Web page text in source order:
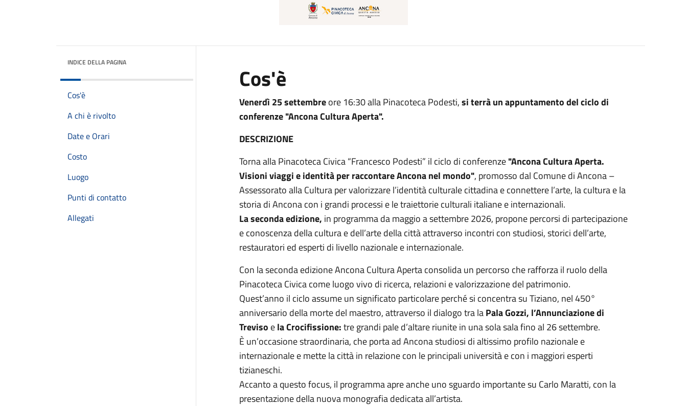
INDICE DELLA PAGINA
Cos'è
A chi è rivolto
Date e Orari
Costo
Luogo
Punti di contatto
Allegati
Cos'è
Venerdì 25 settembreore 16:30 alla Pinacoteca Podesti,si terrà un appuntamento del ciclo di
conferenze "Ancona Cultura Aperta".
DESCRIZIONE
Torna alla Pinacoteca Civica “Francesco Podesti” il ciclo di conferenze"Ancona Cultura Aperta.
Visioni viaggi e identità per raccontare Ancona nel mondo", promosso dal Comune di Ancona –
Assessorato alla Cultura per valorizzare l’identità culturale cittadina e connettere l’arte, la cultura e la
storia di Ancona con i grandi processi e le traiettorie culturali italiane e internazionali.
La seconda edizione, in programma da maggio a settembre 2026, propone percorsi di partecipazione
e conoscenza della cultura e dell’arte della città attraverso incontri con studiosi, storici dell’arte,
restauratori ed esperti di livello nazionale e internazionale.
Con la seconda edizione Ancona Cultura Aperta consolida un percorso che rafforza il ruolo della
Pinacoteca Civica come luogo vivo di ricerca, relazioni e valorizzazione del patrimonio.
Quest’anno il ciclo assume un significato particolare perché si concentra su Tiziano, nel 450°
anniversario della morte del maestro, attraverso il dialogo tra laPala Gozzi, l’Annunciazione di
Treviso ela Crocifissione:tre grandi pale d’altare riunite in una sola sala fino al 26 settembre.
È un’occasione straordinaria, che porta ad Ancona studiosi di altissimo profilo nazionale e
internazionale e mette la città in relazione con le principali università e con i maggiori esperti
tizianeschi.
Accanto a questo focus, il programma apre anche uno sguardo importante su Carlo Maratti, con la
presentazione della nuova monografia dedicata all’artista.